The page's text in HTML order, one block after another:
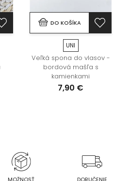
DO KOŠÍKA
UNI
Veľká spona do vlasov -
bordová mašľa s
kamienkami
7,90 €